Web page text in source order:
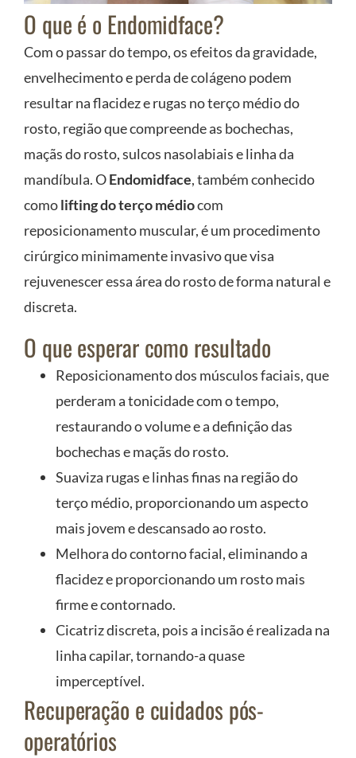
O que é o Endomidface?
Com o passar do tempo, os efeitos da gravidade,
envelhecimento e perda de colágeno podem
resultar na flacidez e rugas no terço médio do
rosto, região que compreende as bochechas,
maçãs do rosto, sulcos nasolabiais e linha da
mandíbula. OEndomidface, também conhecido
comolifting do terço médiocom
reposicionamento muscular, é um procedimento
cirúrgico minimamente invasivo que visa
rejuvenescer essa área do rosto de forma natural e
discreta.
O que esperar como resultado
Reposicionamento dos músculos faciais, que
perderam a tonicidade com o tempo,
restaurando o volume e a definição das
bochechas e maçãs do rosto.
Suaviza rugas e linhas finas na região do
terço médio, proporcionando um aspecto
mais jovem e descansado ao rosto.
Melhora do contorno facial, eliminando a
flacidez e proporcionando um rosto mais
firme e contornado.
Cicatriz discreta, pois a incisão é realizada na
linha capilar, tornando-a quase
imperceptível.
Recuperação e cuidados pós-
operatórios